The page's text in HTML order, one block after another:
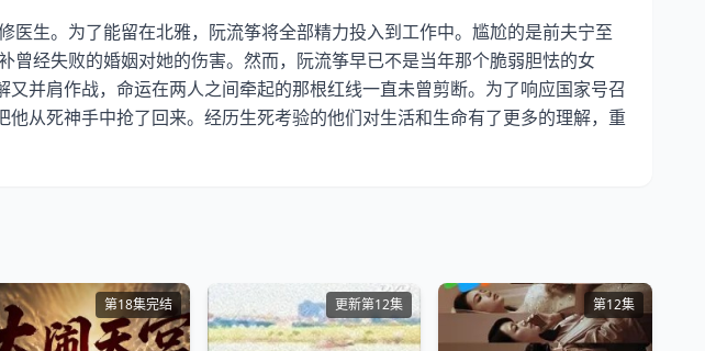
生。为了能留在北雅，阮流筝将全部精力投入到工作中。尴尬的是前夫宁至
经失败的婚姻对她的伤害。然而，阮流筝早已不是当年那个脆弱胆怯的女
并肩作战，命运在两人之间牵起的那根红线一直未曾剪断。为了响应国家号召
从死神手中抢了回来。经历生死考验的他们对生活和生命有了更多的理解，重
第18集完结 更新第12集 第12集